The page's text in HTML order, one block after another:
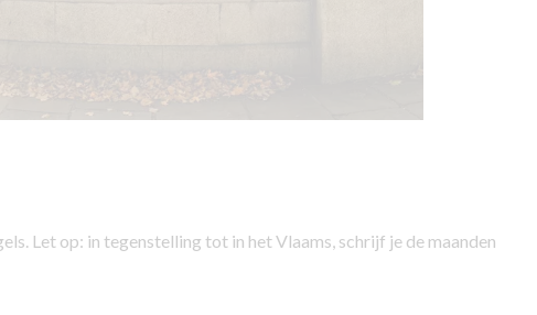
Let op: in tegenstelling tot in het Vlaams, schrijf je de maanden